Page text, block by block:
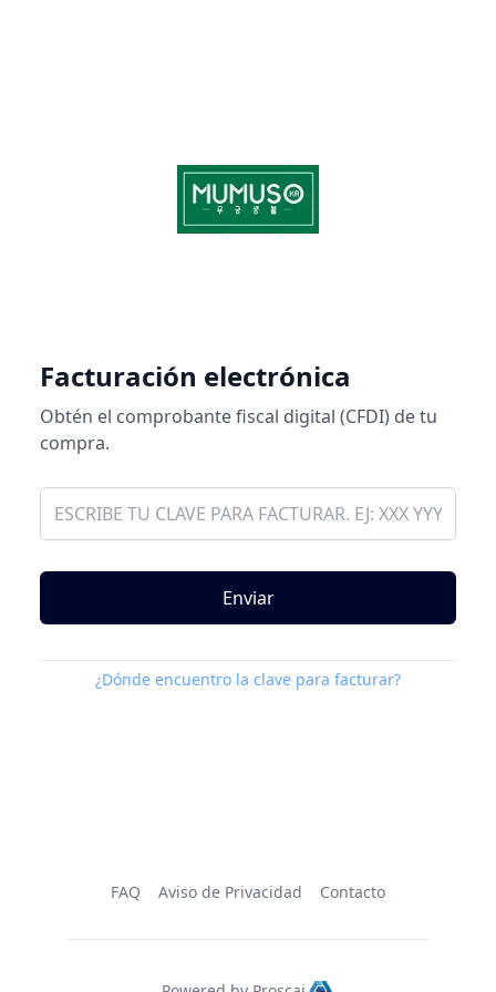
Facturación electrónica
Obtén el comprobante fiscal digital (CFDI) de tu
compra.
Enviar
¿Dónde encuentro la clave para facturar?
FAQ Aviso de Privacidad Contacto